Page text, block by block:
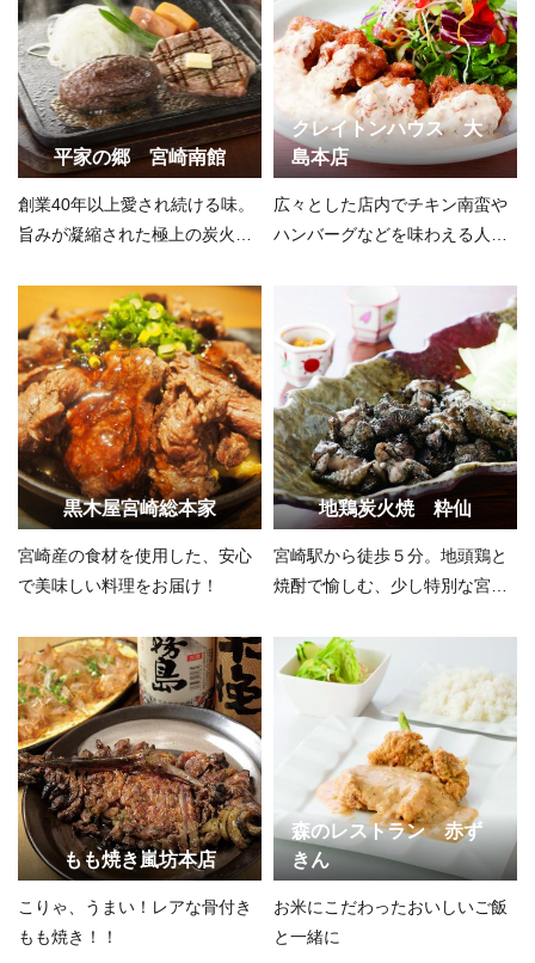
平家の郷 宮崎南館
創業40年以上愛され続ける味。
旨みが凝縮された極上の炭火焼
クレイトンハウス 大
島本店
広々とした店内でチキン南蛮や
ハンバーグなどを味わえる人気
黒木屋宮崎総本家
宮崎産の食材を使用した、安心
で美味しい料理をお届け！
地鶏炭火焼 粋仙
宮崎駅から徒歩５分。地頭鶏と
焼酎で愉しむ、少し特別な宮崎
もも焼き嵐坊本店
こりゃ、うまい！レアな骨付き
もも焼き！！
森のレストラン 赤ず
きん
お米にこだわったおいしいご飯
と一緒に